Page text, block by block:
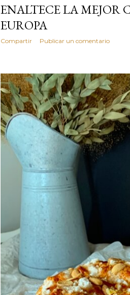
ENALTECE LA MEJOR
EUROPA
Compartir Publicar un comentario